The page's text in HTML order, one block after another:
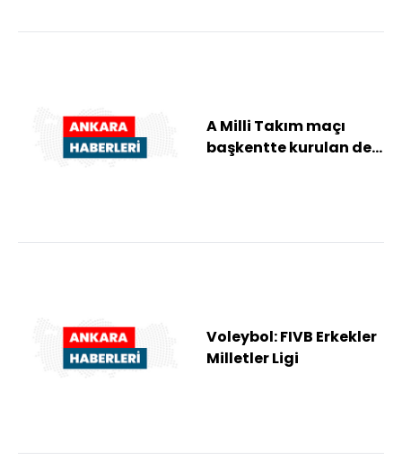
A Milli Takım maçı
başkentte kurulan dev
Voleybol: FIVB Erkekler
Milletler Ligi